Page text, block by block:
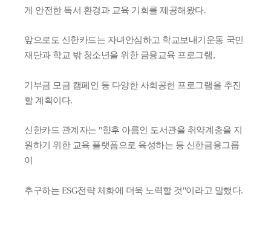
게 안전한 독서 환경과 교육 기회를 제공해왔다.
앞으로도 신한카드는 자녀안심하고 학교보내기운동 국민
재단과 학교 밖 청소년을 위한 금융교육 프로그램,
기부금 모금 캠페인 등 다양한 사회공헌 프로그램을 추진
할 계획이다.
신한카드 관계자는 "향후 아름인 도서관을 취약계층을 지
원하기 위한 교육 플랫폼으로 육성하는 등 신한금융그룹
이
추구하는 ESG전략 체화에 더욱 노력할 것"이라고 말했다.